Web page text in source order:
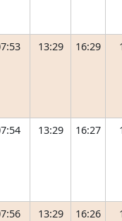
13:29 16:29
13:29 16:27
13:29 16:26